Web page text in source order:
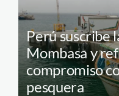
Perú suscribe
Mombasa y
compromiso
pesquera